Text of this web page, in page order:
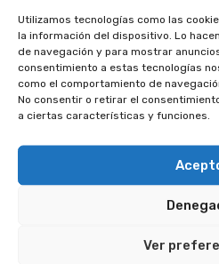
Utilizamos tecnologías como las
la información del dispositivo. Lo
de navegación y para mostrar
consentimiento a estas tecnologías
como el comportamiento de
No consentir o retirar el
a ciertas características y funciones.
Ver
El banco fue ordenado a
adicional cobrado y a
acordado originalmente.
Un ejemplo de aplicación
fijo es en una hipoteca a
de interés fijo de 5 años.
mantiene constante, pero
periodo, la tasa de interés